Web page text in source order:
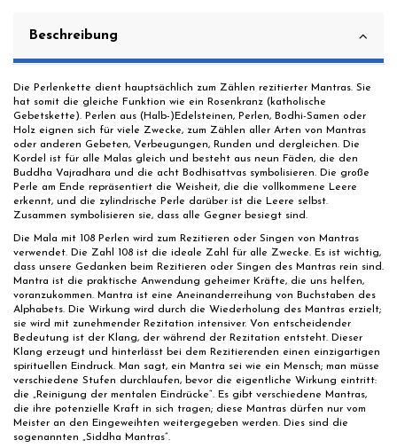
Beschreibung
Die Perlenkette dient hauptsächlich zum Zählen rezitierter Mantras. Sie
hat somit die gleiche Funktion wie ein Rosenkranz (katholische
Gebetskette). Perlen aus (Halb-)Edelsteinen, Perlen, Bodhi-Samen oder
Holz eignen sich für viele Zwecke, zum Zählen aller Arten von Mantras
oder anderen Gebeten, Verbeugungen, Runden und dergleichen. Die
Kordel ist für alle Malas gleich und besteht aus neun Fäden, die den
Buddha Vajradhara und die acht Bodhisattvas symbolisieren. Die große
Perle am Ende repräsentiert die Weisheit, die die vollkommene Leere
erkennt, und die zylindrische Perle darüber ist die Leere selbst.
Zusammen symbolisieren sie, dass alle Gegner besiegt sind.
Die Mala mit 108 Perlen wird zum Rezitieren oder Singen von Mantras
verwendet. Die Zahl 108 ist die ideale Zahl für alle Zwecke. Es ist wichtig,
dass unsere Gedanken beim Rezitieren oder Singen des Mantras rein sind.
Mantra ist die praktische Anwendung geheimer Kräfte, die uns helfen,
voranzukommen. Mantra ist eine Aneinanderreihung von Buchstaben des
Alphabets. Die Wirkung wird durch die Wiederholung des Mantras erzielt;
sie wird mit zunehmender Rezitation intensiver. Von entscheidender
Bedeutung ist der Klang, der während der Rezitation entsteht. Dieser
Klang erzeugt und hinterlässt bei dem Rezitierenden einen einzigartigen
spirituellen Eindruck. Man sagt, ein Mantra sei wie ein Mensch; man müsse
verschiedene Stufen durchlaufen, bevor die eigentliche Wirkung eintritt:
die „Reinigung der mentalen Eindrücke“. Es gibt verschiedene Mantras,
die ihre potenzielle Kraft in sich tragen; diese Mantras dürfen nur vom
Meister an den Eingeweihten weitergegeben werden. Dies sind die
sogenannten „Siddha Mantras“.